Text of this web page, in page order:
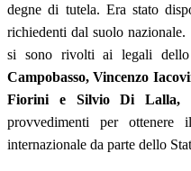
degne di tutela. Era stato
richiedenti dal suolo
si sono rivolti ai legali dello
Campobasso, Vincenzo
Fiorini e Silvio Di Lalla,
provvedimenti per ottenere
internazionale da parte dello